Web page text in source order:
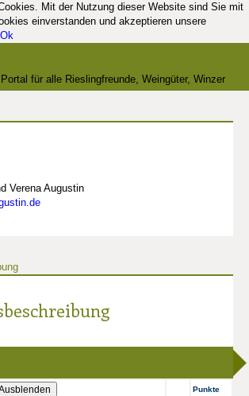
Mit der Nutzung dieser Website sind Sie mit
einverstanden und akzeptieren unsere
Ok
für alle Rieslingfreunde, Weingüter, Winzer
Verena Augustin
Punkte